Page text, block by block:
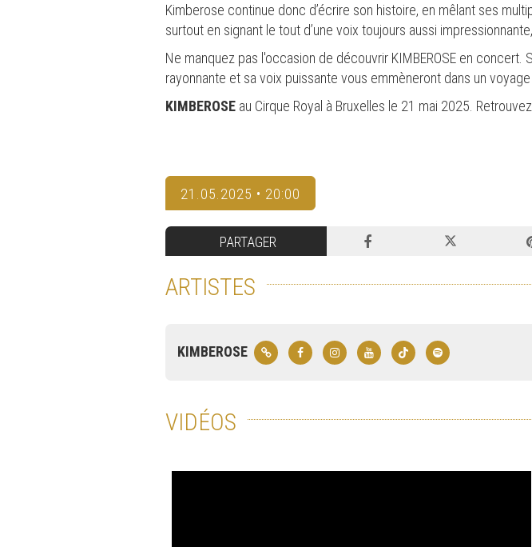
Kimberose continue donc d’écrire son histoire, en mêlant ses
surtout en signant le tout d’une voix toujours aussi
Ne manquez pas l'occasion de découvrir KIMBEROSE en
rayonnante et sa voix puissante vous emmèneront dans un voyage
KIMBEROSE au Cirque Royal à Bruxelles le 21 mai 2025.
21.05.2025 • 20:00
PARTAGER
ARTISTES
KIMBEROSE
VIDÉOS